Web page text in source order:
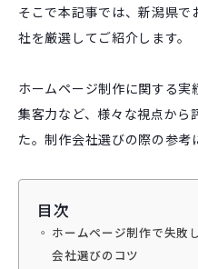
そこで本記事では、新潟県
社を厳選してご紹介します。
ホームページ制作に関する実
集客力など、様々な視点から
た。制作会社選びの際の参考
目次
ホームページ制作で失敗
会社選びのコツ